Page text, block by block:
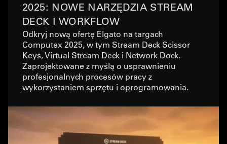
2025: NOWE NARZĘDZIA STREAM
DECK I WORKFLOW
Odkryj nową ofertę Elgato na targach
Computex 2025, w tym Stream Deck Scissor
Keys, Virtual Stream Deck i Network Dock.
Zaprojektowane z myślą o usprawnieniu
profesjonalnych procesów pracy z
wykorzystaniem sprzętu i oprogramowania.